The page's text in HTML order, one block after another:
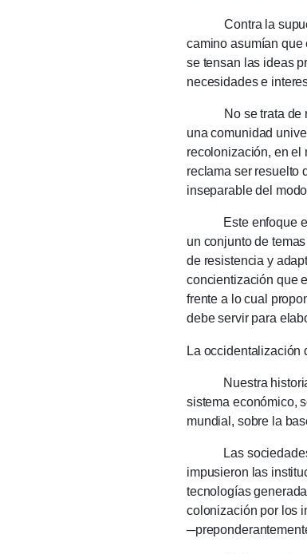
Contra la
camino asumían que
se tensan las ideas
necesidades e
No se trata
una comunidad
recolonización, en el
reclama ser resuelto
inseparable del
Este enfoque
un conjunto de
de resistencia y
concientización que
frente a lo cual
debe servir para
La occidentalización
Nuestra historia en
sistema económico,
mundial, sobre la
Las sociedades
impusieron las
tecnologías
colonización por los